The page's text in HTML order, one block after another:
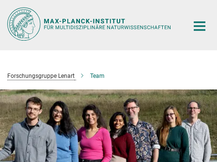
Hauptinhalt
Forschungsgruppe Lenart Team